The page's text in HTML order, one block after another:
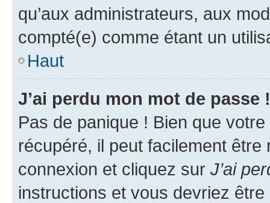
qu’aux administrateurs, aux
compté(e) comme étant un
Haut
J’ai perdu mon mot de passe !
Pas de panique ! Bien que
récupéré, il peut facilement
connexion et cliquez sur J’ai
instructions et vous devriez